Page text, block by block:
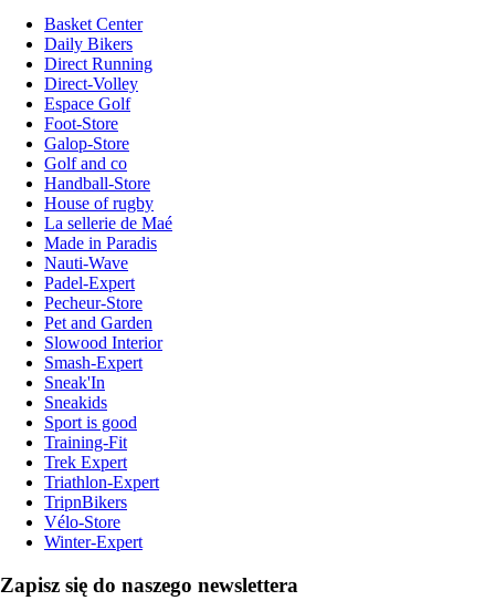
Basket Center
Daily Bikers
Direct Running
Direct-Volley
Espace Golf
Foot-Store
Galop-Store
Golf and co
Handball-Store
House of rugby
La sellerie de Maé
Made in Paradis
Nauti-Wave
Padel-Expert
Pecheur-Store
Pet and Garden
Slowood Interior
Smash-Expert
Sneak'In
Sneakids
Sport is good
Training-Fit
Trek Expert
Triathlon-Expert
TripnBikers
Vélo-Store
Winter-Expert
Zapisz się do naszego newslettera